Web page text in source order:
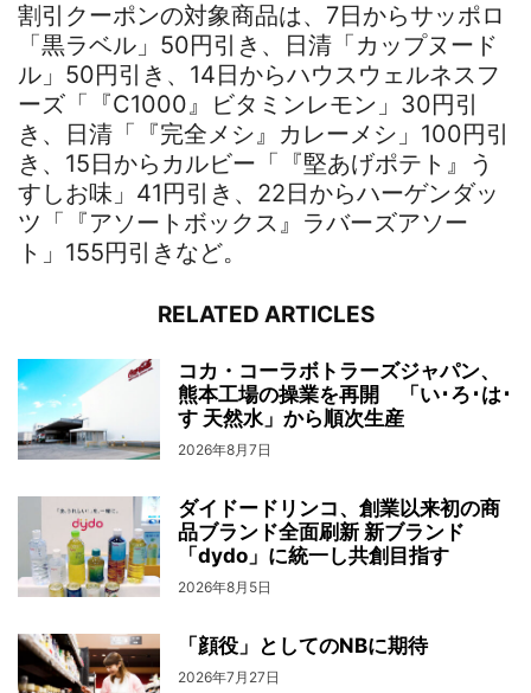
割引クーポンの対象商品は、7日からサッポロ
「黒ラベル」50円引き、日清「カップヌード
ル」50円引き、14日からハウスウェルネスフ
ーズ「『C1000』ビタミンレモン」30円引
き、日清「『完全メシ』カレーメシ」100円引
き、15日からカルビー「『堅あげポテト』う
すしお味」41円引き、22日からハーゲンダッ
ツ「『アソートボックス』ラバーズアソー
ト」155円引きなど。
RELATED ARTICLES
コカ・コーラボトラーズジャパン、
熊本工場の操業を再開 「い･ろ･は･
す 天然水」から順次生産
2026年8月7日
ダイドードリンコ、創業以来初の商
品ブランド全面刷新 新ブランド
「dydo」に統一し共創目指す
2026年8月5日
「顔役」としてのNBに期待
2026年7月27日